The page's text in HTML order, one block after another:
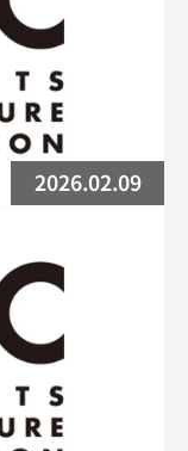
2026.02.09
た